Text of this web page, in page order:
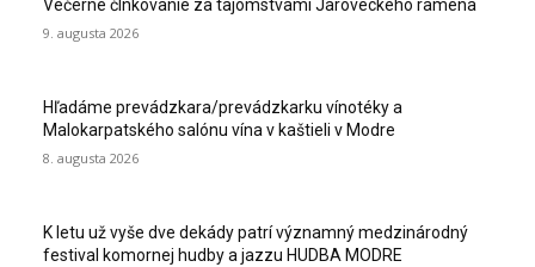
Večerné člnkovanie za tajomstvami Jaroveckého ramena
9. augusta 2026
Hľadáme prevádzkara/prevádzkarku vínotéky a
Malokarpatského salónu vína v kaštieli v Modre
8. augusta 2026
K letu už vyše dve dekády patrí významný medzinárodný
festival komornej hudby a jazzu HUDBA MODRE